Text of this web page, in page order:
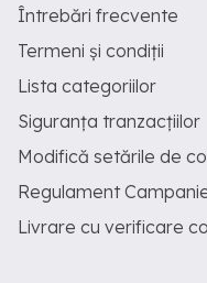
Întrebări frecvente
Termeni și condiții
Lista categoriilor
Siguranța tranzacțiilor
Modifică setările de
Regulament
Livrare cu verificare